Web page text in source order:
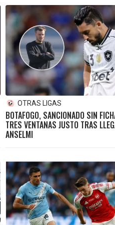
OTRAS LIGAS
BOTAFOGO, SANCIONADO SIN
TRES VENTANAS JUSTO TRAS
ANSELMI